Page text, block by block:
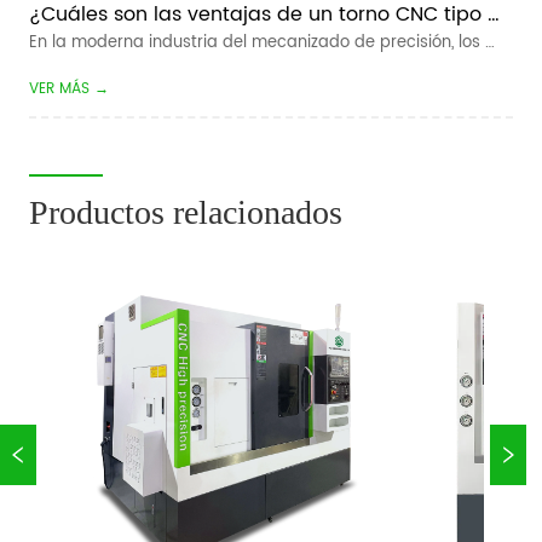
¿Cuáles son las ventajas de un torno CNC tipo
pandilla?
En la moderna industria del mecanizado de precisión, los
fabricantes buscan constantemente tiempos de ciclo más
rápidos, tolerancias más estrictas y menores costos de
VER MÁS →
Productos relacionados